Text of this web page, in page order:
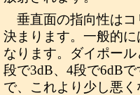
垂直面の指向性は
決まります。一般的に
なります。ダイポー
段で3dB、4段で6dB
で、これより少し悪く